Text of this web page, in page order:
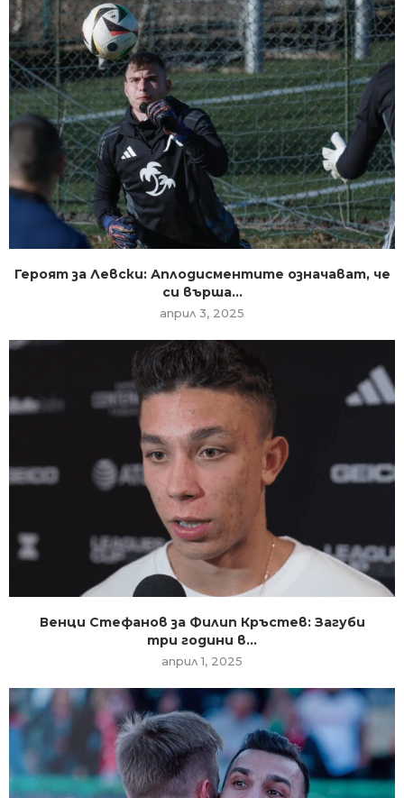
Героят за Левски: Аплодисментите означават, че
си върша...
април 3, 2025
Венци Стефанов за Филип Кръстев: Загуби
три години в...
април 1, 2025